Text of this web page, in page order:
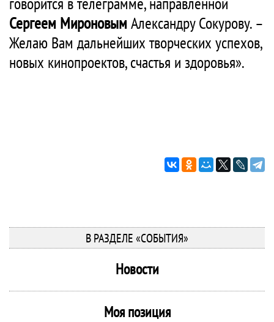
Сергеем МироновымАлександру Сокурову. –
Желаю Вам дальнейших творческих успехов,
новых кинопроектов, счастья и здоровья».
В РАЗДЕЛЕ «СОБЫТИЯ»
Новости
Моя позиция